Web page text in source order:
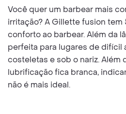
Você quer um barbear mais
irritação? A Gillette fusion tem
conforto ao barbear. Além da
perfeita para lugares de difícil
costeletas e sob o nariz. Além
lubrificação fica branca,
não é mais ideal.